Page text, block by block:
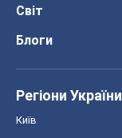
Світ
Блоги
Регіони України
Київ